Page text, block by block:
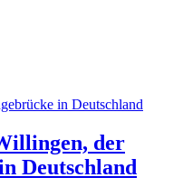
der
Deutschland